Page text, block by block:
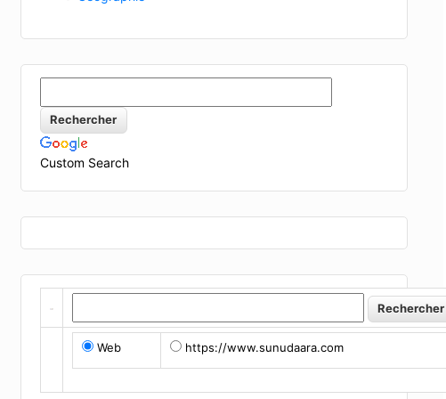
Custom Search
Web https://www.sunudaara.com